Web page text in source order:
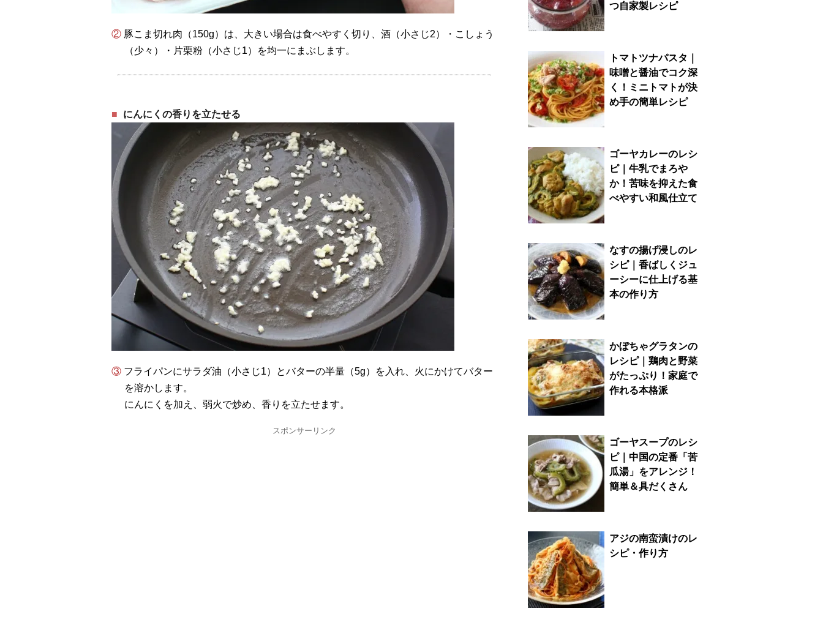
② 豚こま切れ肉（150g）は、大きい場合は食べやすく切り、酒（小さじ2）・こしょう
（少々）・片栗粉（小さじ1）を均一にまぶします。
にんにくの香りを立たせる
③ フライパンにサラダ油（小さじ1）とバターの半量（5g）を入れ、火にかけてバター
を溶かします。
にんにくを加え、弱火で炒め、香りを立たせます。
スポンサーリンク
つ自家製レシピ
トマトツナパスタ｜
味噌と醤油でコク深
く！ミニトマトが決
め手の簡単レシピ
ゴーヤカレーのレシ
ピ｜牛乳でまろや
か！苦味を抑えた食
べやすい和風仕立て
なすの揚げ浸しのレ
シピ｜香ばしくジュ
ーシーに仕上げる基
本の作り方
かぼちゃグラタンの
レシピ｜鶏肉と野菜
がたっぷり！家庭で
作れる本格派
ゴーヤスープのレシ
ピ｜中国の定番「苦
瓜湯」をアレンジ！
簡単＆具だくさん
アジの南蛮漬けのレ
シピ・作り方